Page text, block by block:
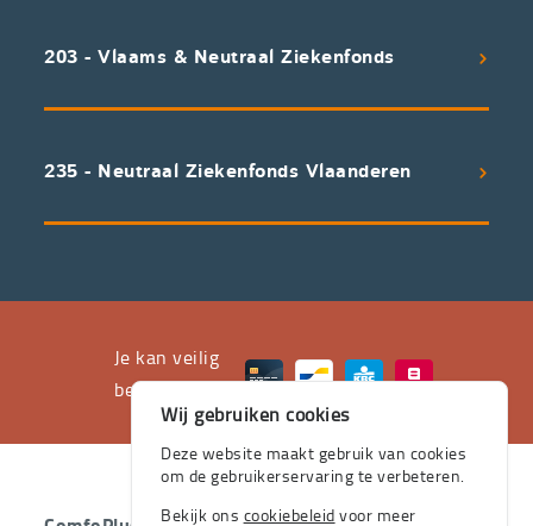
voorwaarden
uitstekend
waarvan
huis
stevige
203 - Vlaams & Neutraal Ziekenfonds
235 - Neutraal Ziekenfonds Vlaanderen
Je kan veilig
betalen met
Wij gebruiken cookies
Deze website maakt gebruik van cookies
om de gebruikerservaring te verbeteren.
Bekijk ons cookiebeleid voor meer